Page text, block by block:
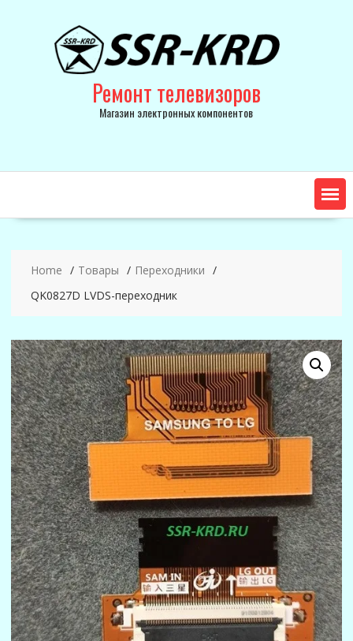
Ремонт телевизоров
Магазин электронных компонентов
Home Товары
Переходники
QK0827D LVDS-переходник